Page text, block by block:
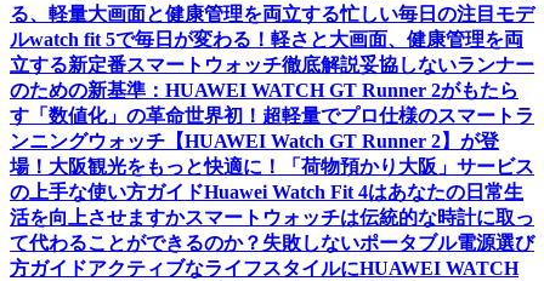
る、軽量大画面と健康管理を両立する忙しい毎日の注目モデ
ルwatch fit 5で毎日が変わる！軽さと大画面、健康管理を両
立する新定番スマートウォッチ徹底解説妥協しないランナー
のための新基準：HUAWEI WATCH GT Runner 2がもたら
す「数値化」の革命世界初！超軽量でプロ仕様のスマートラ
ンニングウォッチ【HUAWEI Watch GT Runner 2】が登
場！ 大阪観光をもっと快適に！「荷物預かり大阪」サービス
の上手な使い方ガイドHuawei Watch Fit 4はあなたの日常生
活を向上させますかスマートウォッチは伝統的な時計に取っ
て代わることができるのか？ 失敗しないポータブル電源選び
方ガイドアクティブなライフスタイルにHUAWEI WATCH